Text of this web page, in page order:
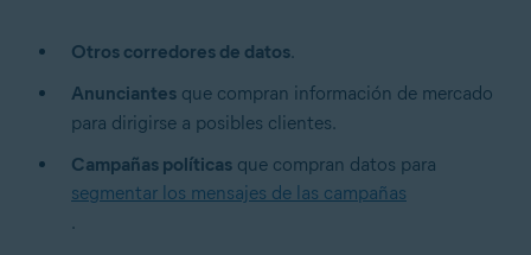
Otros corredores de datos.
Anunciantes que compran información de mercado
para dirigirse a posibles clientes.
Campañas políticas que compran datos para
segmentar los mensajes de las campañas
.